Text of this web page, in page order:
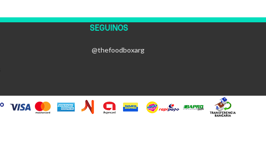
SEGUINOS
@thefoodboxarg